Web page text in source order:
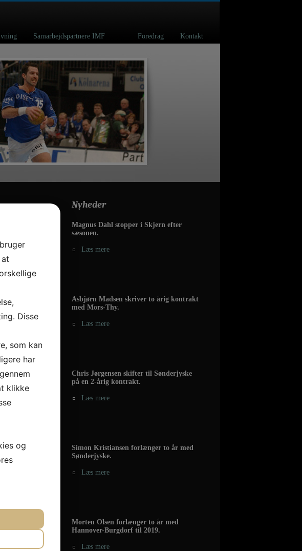
Samarbejdspartnere IMF Foredrag Kontakt
krise
Nyheder
Magnus Dahl stopper i Skjern efter
sæsonen.
Læs mere
Asbjørn Madsen skriver to årig kontrakt
med Mors-Thy.
Læs mere
Chris Jørgensen skifter til Sønderjyske
på en 2-årig kontrakt.
Læs mere
Simon Kristiansen forlænger to år med
Sønderjyske.
Læs mere
Morten Olsen forlænger to år med
Hannover-Burgdorf til 2019.
Læs mere
Disse
som kan
har
klikke
og